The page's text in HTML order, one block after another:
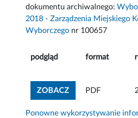
dokumentu archiwalnego:
2018 - Zarządzenia Miejskiego
Wyborczego nr 100657
podgląd format
ZOBACZZOBACZ
PDF
Ponowne wykorzystywanie